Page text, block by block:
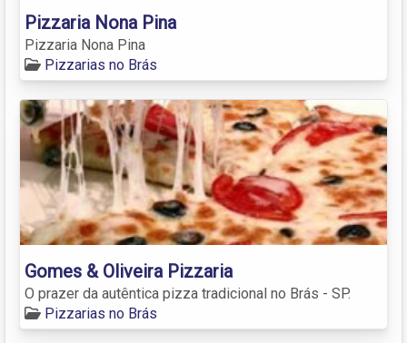
Pizzaria Nona Pina
Pizzaria Nona Pina
Pizzarias no Brás
Gomes & Oliveira Pizzaria
O prazer da autêntica pizza tradicional no Brás - SP.
Pizzarias no Brás